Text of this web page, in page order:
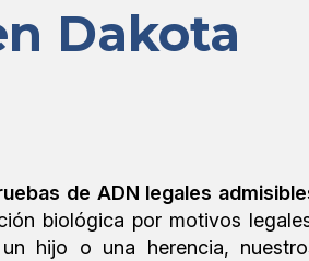
Dakota
de ADN legales
biológica por motivos
hijo o una herencia,